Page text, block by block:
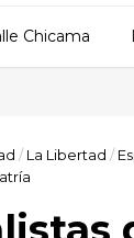
Chicama
/ La Libertad /